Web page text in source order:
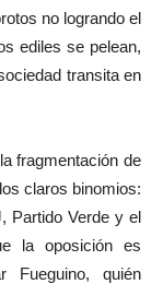
no logrando el
ediles se pelean,
transita en
fragmentación de
claros binomios:
Partido Verde y el
la oposición es
Fueguino, quién